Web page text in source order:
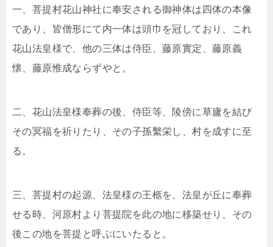
一、菩提村花山神社に奉安される御神体は四体の本像
であり、皆僧形にて内一体は頭巾を冠しており、これ
花山法皇様で、他の三体は侍臣、藤原實定、藤原義
懐、藤原惟成ならずやと。
二、花山法皇様奉葬の後、侍臣等、陵傍に草廬を結び
その冥福を祈りたり、その子孫繫栄し、村を成すに至
る。
三、菩提村の起源、法皇様の王柩を、法皇が丘に奉葬
せる時、河原村より菩提院を此の地に移築せり、その
後この地を菩提と呼ぶにいたると。